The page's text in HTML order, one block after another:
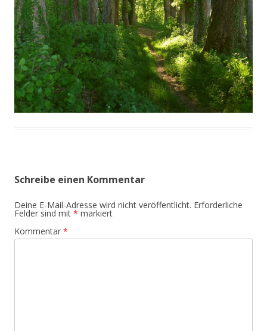
Schreibe einen Kommentar
Deine E-Mail-Adresse wird nicht veröffentlicht. Erforderliche
Felder sind mit * markiert
Kommentar *